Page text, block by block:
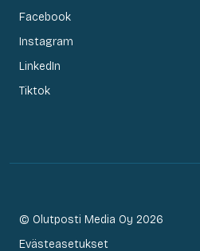
Facebook
Instagram
LinkedIn
Tiktok
© Olutposti Media Oy 2026
Evästeasetukset